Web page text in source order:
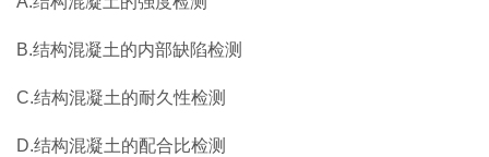
B.结构混凝土的内部缺陷检测
C.结构混凝土的耐久性检测
D.结构混凝土的配合比检测